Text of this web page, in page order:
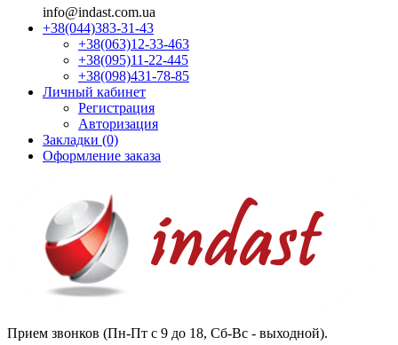
info@indast.com.ua
+38(044)383-31-43
+38(063)12-33-463
+38(095)11-22-445
+38(098)431-78-85
Личный кабинет
Регистрация
Авторизация
Закладки (0)
Оформление заказа
Прием звонков (Пн-Пт с 9 до 18, Сб-Вс - выходной).